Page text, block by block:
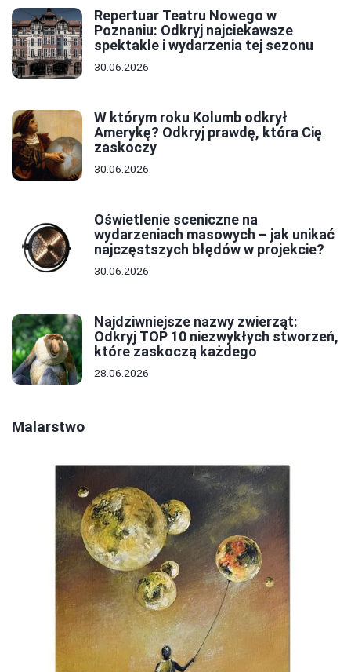
Repertuar Teatru Nowego w
Poznaniu: Odkryj najciekawsze
spektakle i wydarzenia tej sezonu
30.06.2026
W którym roku Kolumb odkrył
Amerykę? Odkryj prawdę, która Cię
zaskoczy
30.06.2026
Oświetlenie sceniczne na
wydarzeniach masowych – jak unikać
najczęstszych błędów w projekcie?
30.06.2026
Najdziwniejsze nazwy zwierząt:
Odkryj TOP 10 niezwykłych stworzeń,
które zaskoczą każdego
28.06.2026
Malarstwo